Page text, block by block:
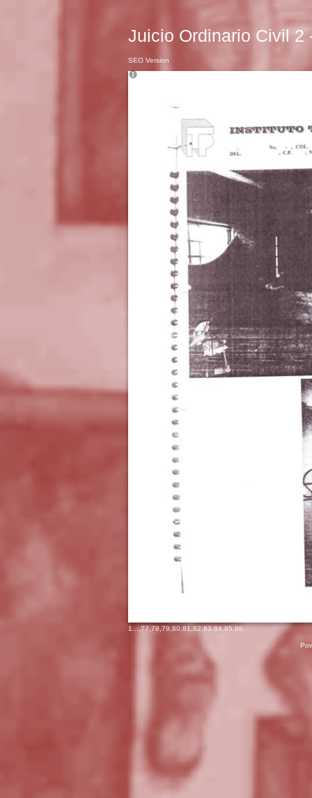
Juicio Ordinario Civil 2
SEO Version
1 ...,77,78,79,80,81,82,83,84,85,86